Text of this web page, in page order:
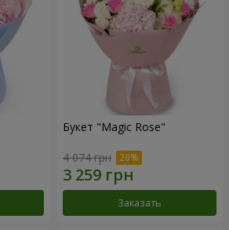
Букет "Magic Rose"
4 074 грн
Заказать